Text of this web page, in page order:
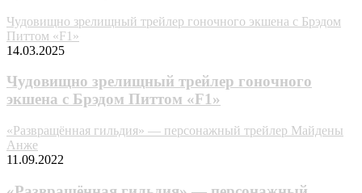
Чудовищно зрелищный трейлер гоночного экшена с Брэдом
Питтом «F1»
14.03.2025
Чудовищно зрелищный трейлер гоночного
экшена с Брэдом Питтом «F1»
«Развращённая гильдия» — персонажный трейлер Майдены
Анже
11.09.2022